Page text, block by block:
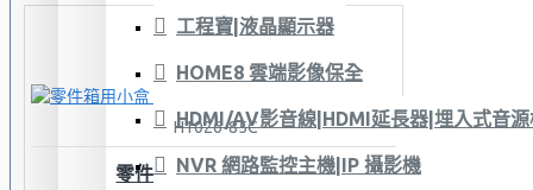
工程寶|液晶顯示器
HOME8 雲端影像保全
HDMI/AV影音線|HDMI延長器|埋入式音
NVR 網路監控主機|IP 攝影機
H1026-85C
零件箱用小盒 PSB-318